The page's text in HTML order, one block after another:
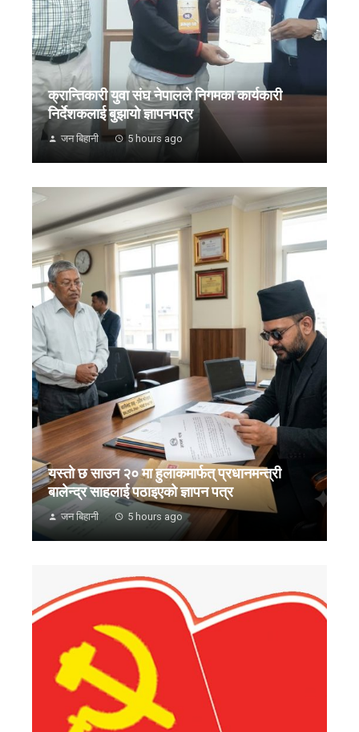
क्रान्तिकारी युवा संघ नेपालले निगमका कार्यकारी
निर्देशकलाई बुझायाे ज्ञापनपत्र
जन बिहानी 5 hours ago
यस्तो छ साउन २० मा हुलाकमार्फत् प्रधानमन्त्री
बालेन्द्र साहलाई पठाइएको ज्ञापन पत्र
जन बिहानी 5 hours ago